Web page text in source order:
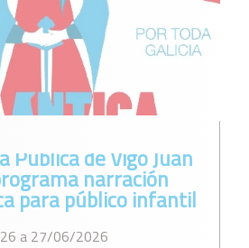
Pública de Vigo Juan
narración
para público infantil
a 27/06/2026